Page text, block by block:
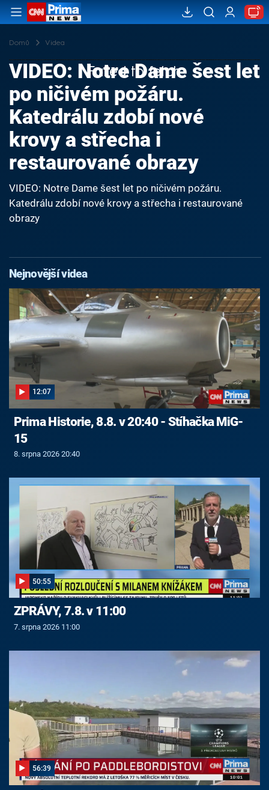
Domů Videa
Failed to fetch
VIDEO: Notre Dame šest let
po ničivém požáru.
Katedrálu zdobí nové
krovy a střecha i
restaurované obrazy
VIDEO: Notre Dame šest let po ničivém požáru.
Katedrálu zdobí nové krovy a střecha i restaurované
obrazy
Nejnovější videa
12:07
Prima Historie, 8.8. v 20:40 - Stíhačka MiG-
15
8. srpna 2026 20:40
50:55
ZPRÁVY, 7.8. v 11:00
7. srpna 2026 11:00
56:39